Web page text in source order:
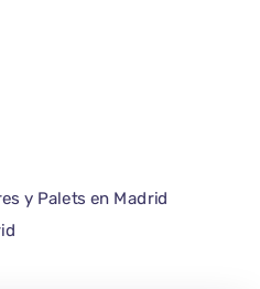
y Palets en Madrid